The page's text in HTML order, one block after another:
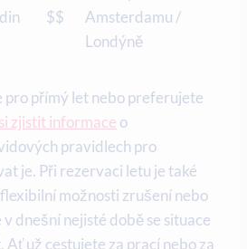
$$
Amsterdamu /
Londýně
pro přímý let nebo preferujete
zjistit informace o
pravidlech pro
je. Při rezervaci letu je také
možnosti zrušení nebo
dnešní nejisté době se situace
Ať už cestujete za prací nebo za